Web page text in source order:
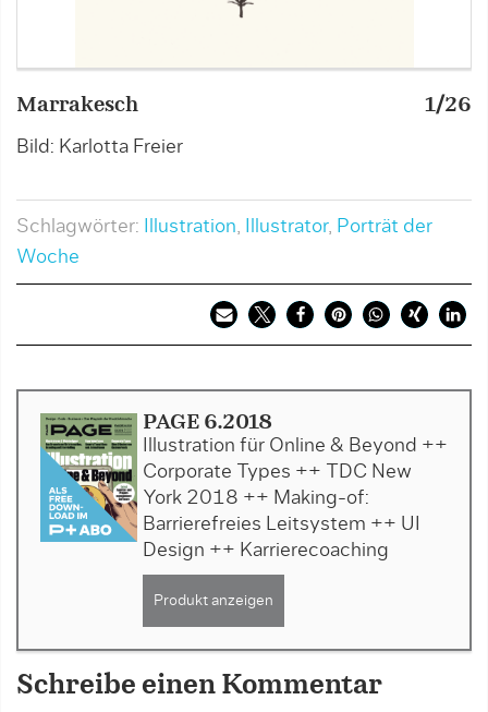
Marrakesch
Bild: Karlotta Freier
1/26
Schlagwörter: Illustration, Illustrator, Porträt der
Woche
PAGE 6.2018
Illustration für Online & Beyond ++
Corporate Types ++ TDC New
York 2018 ++ Making-of:
Barrierefreies Leitsystem ++ UI
Design ++ Karrierecoaching
Produkt anzeigen
Schreibe einen Kommentar